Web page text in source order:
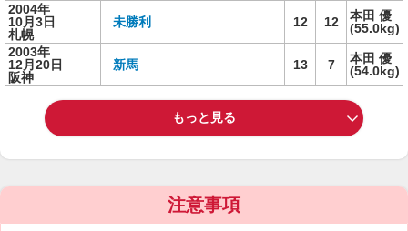
2004年
10月3日
札幌
未勝利 12 12
本田 優
(55.0kg)
2003年
12月20日
阪神
新馬 13 7
本田 優
(54.0kg)
もっと見る
注意事項